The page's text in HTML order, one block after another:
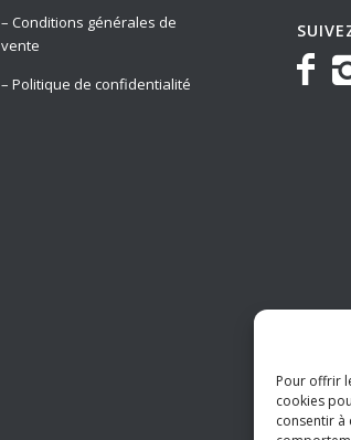
Pour offrir
cookies
consentir à
– Conditions générales de
vente
– Politique de confidentialité